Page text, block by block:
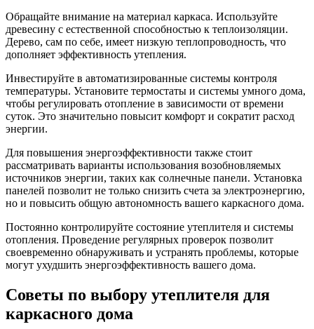
Обращайте внимание на материал каркаса. Используйте
древесину с естественной способностью к теплоизоляции.
Дерево, сам по себе, имеет низкую теплопроводность, что
дополняет эффективность утепления.
Инвестируйте в автоматизированные системы контроля
температуры. Установите термостаты и системы умного дома,
чтобы регулировать отопление в зависимости от времени
суток. Это значительно повысит комфорт и сократит расход
энергии.
Для повышения энергоэффективности также стоит
рассматривать варианты использования возобновляемых
источников энергии, таких как солнечные панели. Установка
панелей позволит не только снизить счета за электроэнергию,
но и повысить общую автономность вашего каркасного дома.
Постоянно контролируйте состояние утеплителя и системы
отопления. Проведение регулярных проверок позволит
своевременно обнаруживать и устранять проблемы, которые
могут ухудшить энергоэффективность вашего дома.
Советы по выбору утеплителя для
каркасного дома